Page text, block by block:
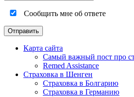
Сообщить мне об ответе
Карта сайта
Самый важный пост про
Remed Assistance
Страховка в Шенген
Страховка в Болгарию
Страховка в Германию